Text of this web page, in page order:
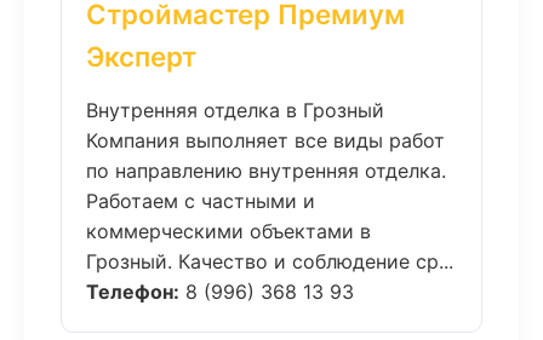
Строймастер Премиум
Эксперт
Внутренняя отделка в Грозный
Компания выполняет все виды работ
по направлению внутренняя отделка.
Работаем с частными и
коммерческими объектами в
Грозный. Качество и соблюдение ср...
Телефон: 8 (996) 368 13 93